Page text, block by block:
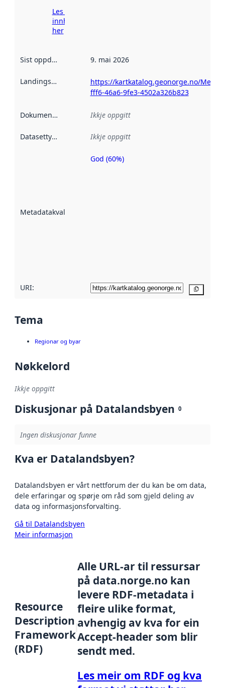
Les meir om
innhenting
her
Sist oppdatert 9. mai 2026
Landingsside
https://kartkatalog.geonorge.no/
fff6-46a6-9fe3-4502a326b823
Dokumentasjon Ikkje oppgitt
Datasettype Ikkje oppgitt
Metadatakvalitet
Metadatakvalitet
God (60%)
URI:
Tema
Regionar og byar
Nøkkelord
Ikkje oppgitt
Diskusjonar på Datalandsbyen 0
Ingen diskusjonar funne
Kva er Datalandsbyen?
Datalandsbyen er vårt nettforum der du kan be om data,
dele erfaringar og spørje om råd som gjeld deling av
data og informasjonsforvalting.
Gå til Datalandsbyen
Meir informasjon
Resource
Description
Framework
(RDF)
Alle URL-ar til ressursar
på data.norge.no kan
levere RDF-metadata i
fleire ulike format,
avhengig av kva for ein
Accept-header som blir
sendt med.
Les meir om RDF og kva